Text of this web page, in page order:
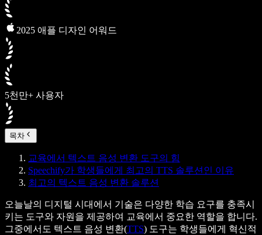
2025 애플 디자인 어워드
5천만+ 사용자
목차
교육에서 텍스트 음성 변환 도구의 힘
Speechify가 학생들에게 최고의 TTS 솔루션인 이유
최고의 텍스트 음성 변환 솔루션
오늘날의 디지털 시대에서 기술은 다양한 학습 요구를 충족시
키는 도구와 자원을 제공하여 교육에서 중요한 역할을 합니다.
그중에서도 텍스트 음성 변환(TTS) 도구는 학생들에게 혁신적